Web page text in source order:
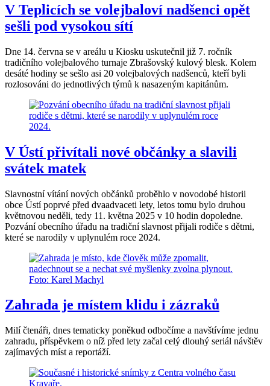
V Teplicích se volejbaloví nadšenci opět
sešli pod vysokou sítí
Dne 14. června se v areálu u Kiosku uskutečnil již 7. ročník
tradičního volejbalového turnaje Zbrašovský kulový blesk. Kolem
desáté hodiny se sešlo asi 20 volejbalových nadšenců, kteří byli
rozlosováni do jednotlivých týmů k nasazeným kapitánům.
V Ústí přivítali nové občánky a slavili
svátek matek
Slavnostní vítání nových občánků proběhlo v novodobé historii
obce Ústí poprvé před dvaadvaceti lety, letos tomu bylo druhou
květnovou neděli, tedy 11. května 2025 v 10 hodin dopoledne.
Pozvání obecního úřadu na tradiční slavnost přijali rodiče s dětmi,
které se narodily v uplynulém roce 2024.
Zahrada je místem klidu i zázraků
Milí čtenáři, dnes tematicky poněkud odbočíme a navštívíme jednu
zahradu, příspěvkem o níž před lety začal celý dlouhý seriál návštěv
zajímavých míst a reportáží.